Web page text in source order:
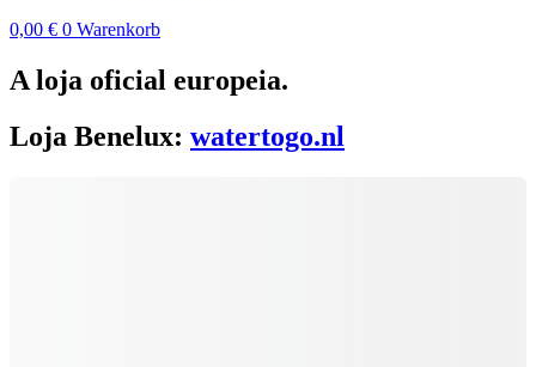
0,00 € 0 Warenkorb
A loja oficial europeia.
Loja Benelux: watertogo.nl